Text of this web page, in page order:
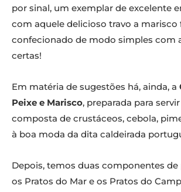
por sinal, um exemplar de excelente
com aquele delicioso travo a marisco
confecionado de modo simples com
certas!
Em matéria de sugestões há, ainda, a
Peixe e Marisco, preparada para
composta de crustáceos, cebola,
à boa moda da dita caldeirada
Depois, temos duas componentes de
os Pratos do Mar e os Pratos do